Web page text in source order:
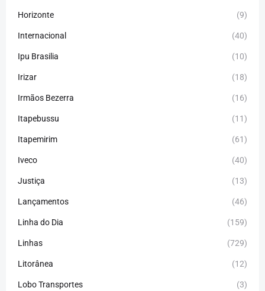
Horizonte (9)
Internacional (40)
Ipu Brasilia (10)
Irizar (18)
Irmãos Bezerra (16)
Itapebussu (11)
Itapemirim (61)
Iveco (40)
Justiça (13)
Lançamentos (46)
Linha do Dia (159)
Linhas (729)
Litorânea (12)
Lobo Transportes (3)